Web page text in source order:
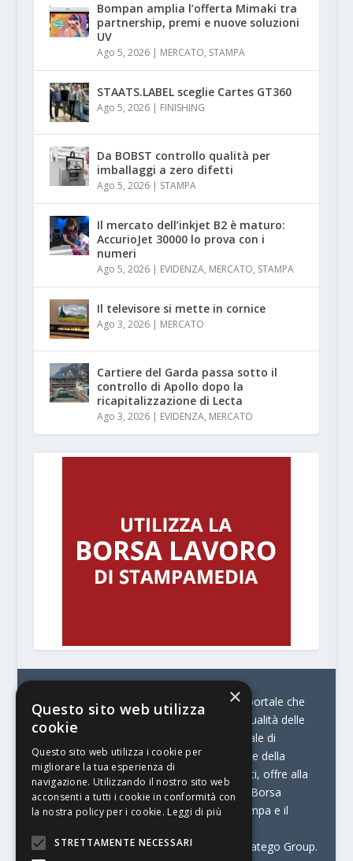
Bompan amplia l’offerta Mimaki tra
partnership, premi e nuove soluzioni
UV
Ago 5, 2026| MERCATO, STAMPA
STAATS.LABEL sceglie Cartes GT360
Ago 5, 2026| FINISHING
Da BOBST controllo qualità per
imballaggi a zero difetti
Ago 5, 2026| STAMPA
Il mercato dell’inkjet B2 è maturo:
AccurioJet 30000 lo prova con i
numeri
Ago 5, 2026| EVIDENZA, MERCATO, STAMPA
Il televisore si mette in cornice
Ago 3, 2026| MERCATO
Cartiere del Garda passa sotto il
controllo di Apollo dopo la
ricapitalizzazione di Lecta
Ago 3, 2026| EVIDENZA, MERCATO
© Stratego Group –
stampamedia.net è il portale che
racconta le innovazioni tecnologiche e l’attualità delle
aziende di stampa e di converting. È il portale di
riferimento per chi opera in Italia nel settore della
comunicazione stampata. Oltre ai contenuti, offre alla
propria community diversi servizi come:
la Borsa
Lavoro, la Print Connection, i Big della Stampa e il
Stampamedia.net è una delle testate di Stratego Group.
×
Questo sito web utilizza
cookie
Questo sito web utilizza i cookie per
migliorare la tua esperienza di
navigazione. Utilizzando il nostro sito web
acconsenti a tutti i cookie in conformità con
la nostra policy per i cookie. Leggi di più
STRETTAMENTE NECESSARI